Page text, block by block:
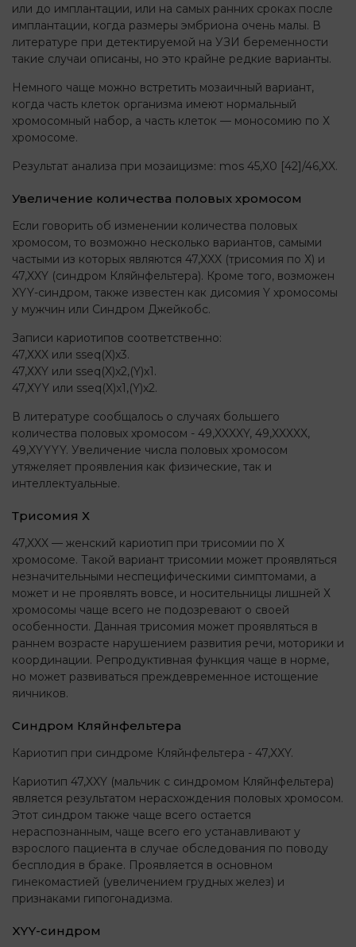
или до имплантации, или на самых ранних сроках после
имплантации, когда размеры эмбриона очень малы. В
литературе при детектируемой на УЗИ беременности
такие случаи описаны, но это крайне редкие варианты.
Немного чаще можно встретить мозаичный вариант,
когда часть клеток организма имеют нормальный
хромосомный набор, а часть клеток — моносомию по Х
хромосоме.
Результат анализа при мозаицизме: mos 45,X0 [42]/46,XX.
Увеличение количества половых хромосом
Если говорить об изменении количества половых
хромосом, то возможно несколько вариантов, самыми
частыми из которых являются 47,XXX (трисомия по Х) и
47,XXY (синдром Кляйнфельтера). Кроме того, возможен
XYY-синдром, также известен как дисомия Y хромосомы
у мужчин или Синдром Джейкобс.
Записи кариотипов соответственно:
47,ХXX или sseq(X)x3.
47,ХXY или sseq(X)x2,(Y)х1.
47,ХYY или sseq(X)x1,(Y)х2.
В литературе сообщалось о случаях большего
количества половых хромосом - 49,XXXXY, 49,XXXXX,
49,XYYYY. Увеличение числа половых хромосом
утяжеляет проявления как физические, так и
интеллектуальные.
Трисомия Х
47,XXX — женский кариотип при трисомии по Х
хромосоме. Такой вариант трисомии может проявляться
незначительными неспецифическими симптомами, а
может и не проявлять вовсе, и носительницы лишней Х
хромосомы чаще всего не подозревают о своей
особенности. Данная трисомия может проявляться в
раннем возрасте нарушением развития речи, моторики и
координации. Репродуктивная функция чаще в норме,
но может развиваться преждевременное истощение
яичников.
Синдром Кляйнфельтера
Кариотип при синдроме Кляйнфельтера - 47,XXY.
Кариотип 47,XXY (мальчик с синдромом Кляйнфельтера)
является результатом нерасхождения половых хромосом.
Этот синдром также чаще всего остается
нераспознанным, чаще всего его устанавливают у
взрослого пациента в случае обследования по поводу
бесплодия в браке. Проявляется в основном
гинекомастией (увеличением грудных желез) и
признаками гипогонадизма.
XYY-синдром